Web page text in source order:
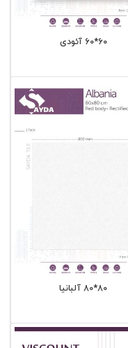
60*60 آئودی
80*80 آلبانیا